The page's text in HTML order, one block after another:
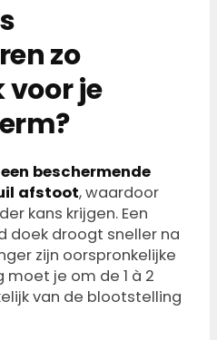
zo
je
beschermende
afstoot, waardoor
kans krijgen. Een
doek droogt sneller na
zijn oorspronkelijke
moet je om de 1 à 2
van de blootstelling